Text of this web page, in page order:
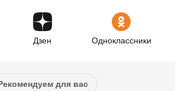
Дзен Одноклассники
для вас